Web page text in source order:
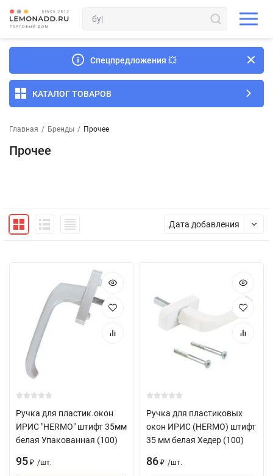
Спецпредложения 💥
КАТАЛОГ ТОВАРОВ
Главная / Бренды / Прочее
Прочее
Дата добавления
Ручка для пластик.окон
ИРИС "HERMO" штифт 35мм
белая Упакованная (100)
95 ₽ /шт.
Ручка для пластиковых
окон ИРИС (HERMO) штифт
35 мм белая Хедер (100)
86 ₽ /шт.